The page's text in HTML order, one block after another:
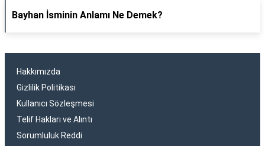
Bayhan İsminin Anlamı Ne Demek?
Hakkımızda
Gizlilik Politikası
Kullanıcı Sözleşmesi
Telif Hakları ve Alıntı
Sorumluluk Reddi